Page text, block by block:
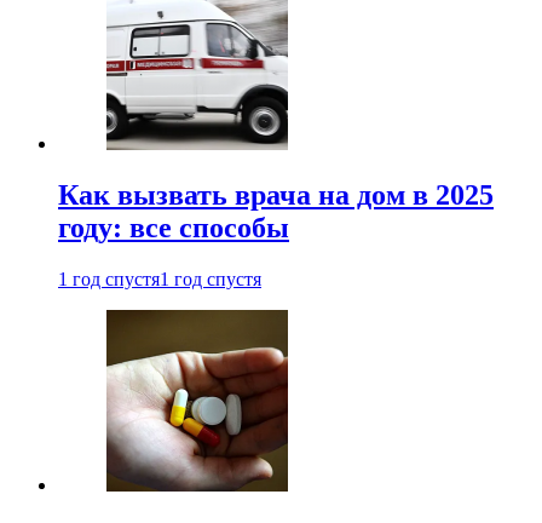
Как вызвать врача на дом в 2025
году: все способы
1 год спустя1 год спустя